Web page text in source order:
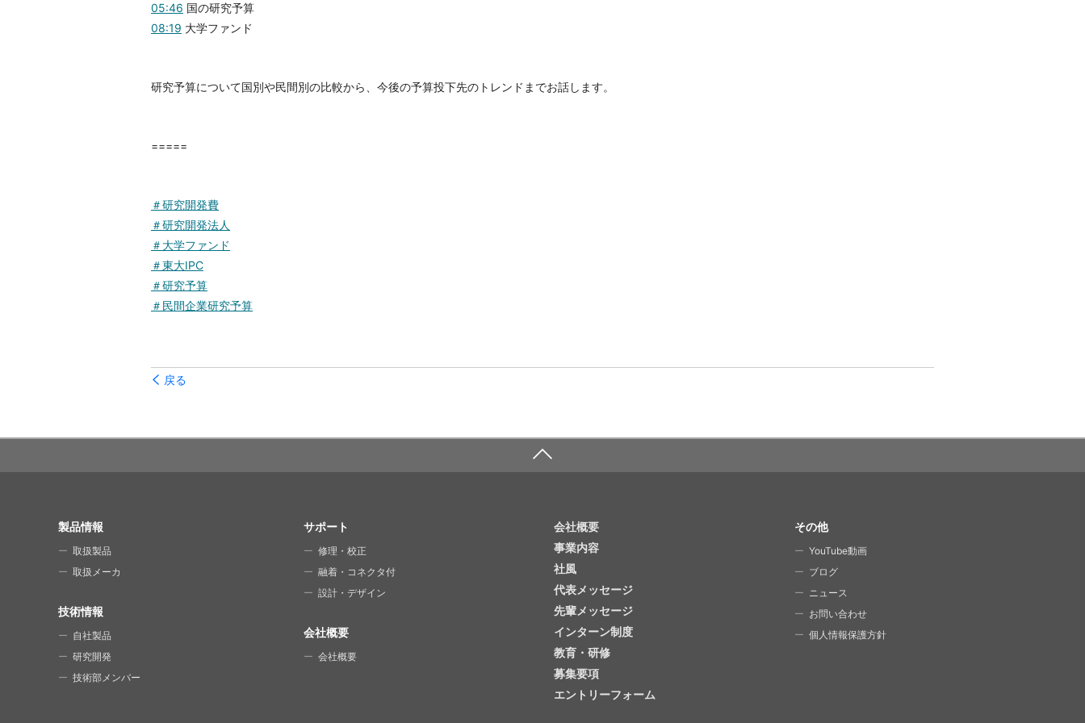
05:46 国の研究予算
08:19 大学ファンド
研究予算について国別や民間別の比較から、今後の予算投下先のトレンドまでお話します。
=====
＃研究開発費
＃研究開発法人
＃大学ファンド
＃東大IPC
＃研究予算
＃民間企業研究予算
戻る
SITE MAP
製品情報
取扱製品
取扱メーカ
技術情報
自社製品
研究開発
技術部メンバー
サポート
修理・校正
融着・コネクタ付
設計・デザイン
会社概要
会社概要
会社概要
事業内容
社風
代表メッセージ
先輩メッセージ
インターン制度
教育・研修
募集要項
エントリーフォーム
その他
YouTube動画
ブログ
ニュース
お問い合わせ
個人情報保護方針